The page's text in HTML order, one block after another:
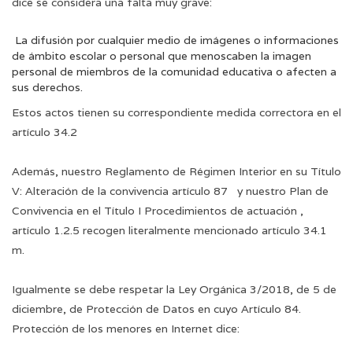
La difusión por cualquier medio de imágenes o informaciones
de ámbito escolar o personal que menoscaben la imagen
personal de miembros de la comunidad educativa o afecten a
sus derechos.
Estos actos tienen su correspondiente medida correctora en el
artículo 34.2
Además, nuestro Reglamento de Régimen Interior en su Título
V: Alteración de la convivencia artículo 87 y nuestro Plan de
Convivencia en el Título I Procedimientos de actuación ,
artículo 1.2.5 recogen literalmente mencionado artículo 34.1
m.
Igualmente se debe respetar la Ley Orgánica 3/2018, de 5 de
diciembre, de Protección de Datos en cuyo Artículo 84.
Protección de los menores en Internet dice: